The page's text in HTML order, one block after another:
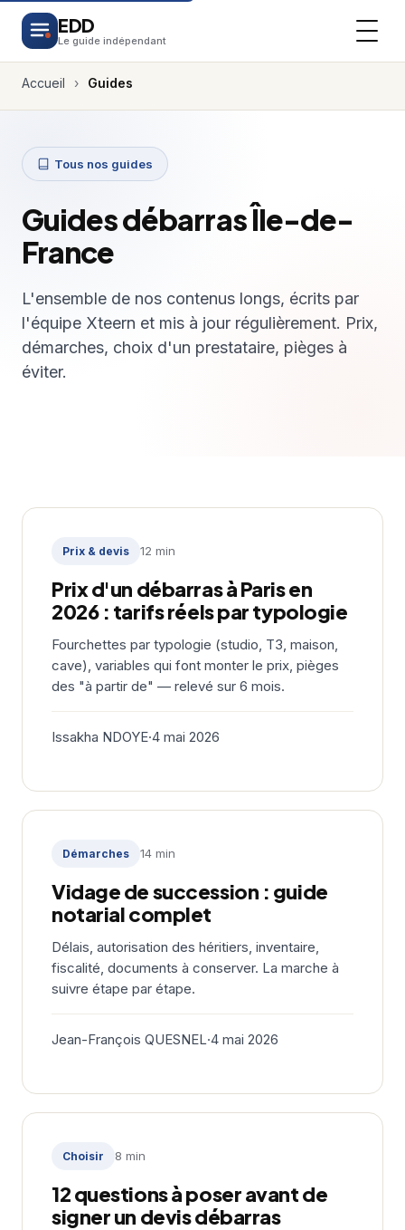
EDD
Le guide indépendant
Accueil › Guides
Tous nos guides
Guides débarras Île-de-
France
L'ensemble de nos contenus longs, écrits par
l'équipe Xteern et mis à jour régulièrement. Prix,
démarches, choix d'un prestataire, pièges à
éviter.
Prix & devis 12 min
Prix d'un débarras à Paris en
2026 : tarifs réels par typologie
Fourchettes par typologie (studio, T3, maison,
cave), variables qui font monter le prix, pièges
des "à partir de" — relevé sur 6 mois.
Issakha NDOYE·4 mai 2026
Démarches 14 min
Vidage de succession : guide
notarial complet
Délais, autorisation des héritiers, inventaire,
fiscalité, documents à conserver. La marche à
suivre étape par étape.
Jean-François QUESNEL·4 mai 2026
Choisir 8 min
12 questions à poser avant de
signer un devis débarras